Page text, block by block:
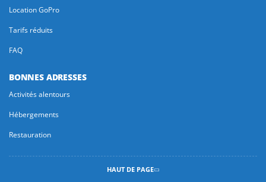
Location GoPro
Tarifs réduits
FAQ
BONNES ADRESSES
Activités alentours
Hébergements
Restauration
HAUT DE PAGE